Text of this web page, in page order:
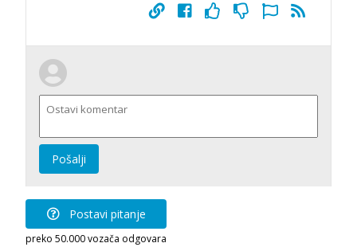
Pošalji
Postavi pitanje
preko 50.000 vozača odgovara